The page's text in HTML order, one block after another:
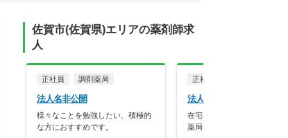
佐賀市(佐賀県)エリアの薬剤師求
人
正社員 調剤薬局
法人名非公開
様々なことを勉強したい、積極的
な方におすすめです。
正社員
法人名非公開
在宅専門の薬剤師が2名在籍
薬局です！